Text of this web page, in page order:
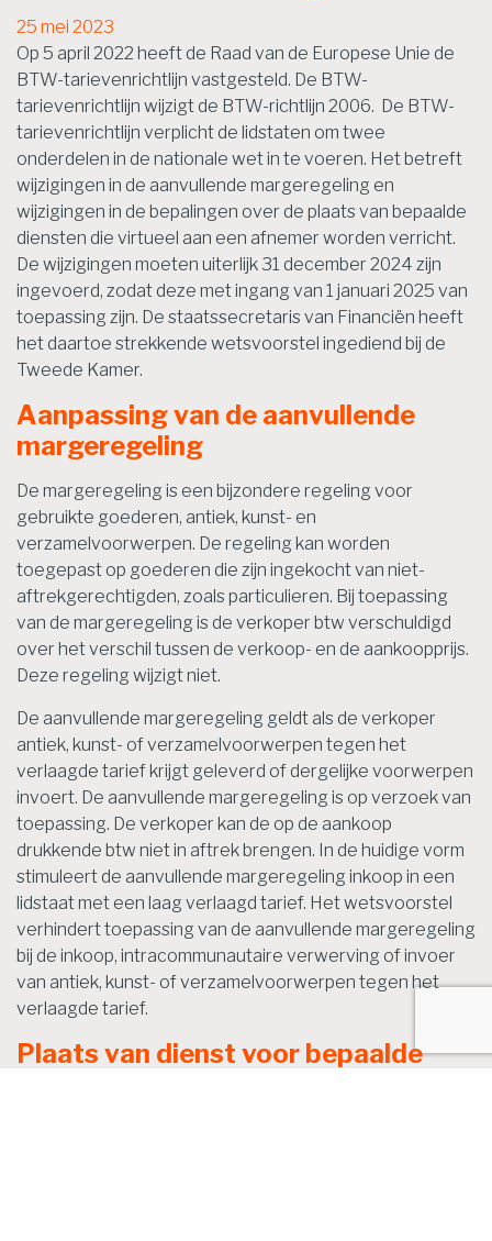
25 mei 2023
Op 5 april 2022 heeft de Raad van de Europese Unie de
BTW-tarievenrichtlijn vastgesteld. De BTW-
tarievenrichtlijn wijzigt de BTW-richtlijn 2006. De BTW-
tarievenrichtlijn verplicht de lidstaten om twee
onderdelen in de nationale wet in te voeren. Het betreft
wijzigingen in de aanvullende margeregeling en
wijzigingen in de bepalingen over de plaats van bepaalde
diensten die virtueel aan een afnemer worden verricht.
De wijzigingen moeten uiterlijk 31 december 2024 zijn
ingevoerd, zodat deze met ingang van 1 januari 2025 van
toepassing zijn. De staatssecretaris van Financiën heeft
het daartoe strekkende wetsvoorstel ingediend bij de
Tweede Kamer.
Aanpassing van de aanvullende
margeregeling
De margeregeling is een bijzondere regeling voor
gebruikte goederen, antiek, kunst- en
verzamelvoorwerpen. De regeling kan worden
toegepast op goederen die zijn ingekocht van niet-
aftrekgerechtigden, zoals particulieren. Bij toepassing
van de margeregeling is de verkoper btw verschuldigd
over het verschil tussen de verkoop- en de aankoopprijs.
Deze regeling wijzigt niet.
De aanvullende margeregeling geldt als de verkoper
antiek, kunst- of verzamelvoorwerpen tegen het
verlaagde tarief krijgt geleverd of dergelijke voorwerpen
invoert. De aanvullende margeregeling is op verzoek van
toepassing. De verkoper kan de op de aankoop
drukkende btw niet in aftrek brengen. In de huidige vorm
stimuleert de aanvullende margeregeling inkoop in een
lidstaat met een laag verlaagd tarief. Het wetsvoorstel
verhindert toepassing van de aanvullende margeregeling
bij de inkoop, intracommunautaire verwerving of invoer
van antiek, kunst- of verzamelvoorwerpen tegen het
verlaagde tarief.
Plaats van dienst voor bepaalde